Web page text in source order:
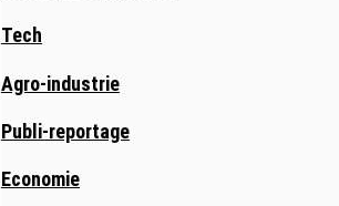
Tech
Agro-industrie
Publi-reportage
Economie